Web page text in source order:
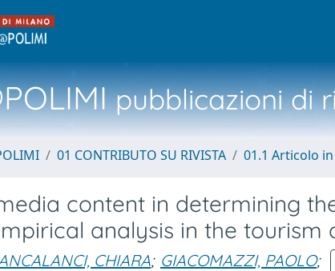
pubblicazioni di
01 CONTRIBUTO SU RIVISTA 01.1 Articolo
content in determining
analysis in the tourism
CHIARA; GIACOMAZZI, PAOLO;